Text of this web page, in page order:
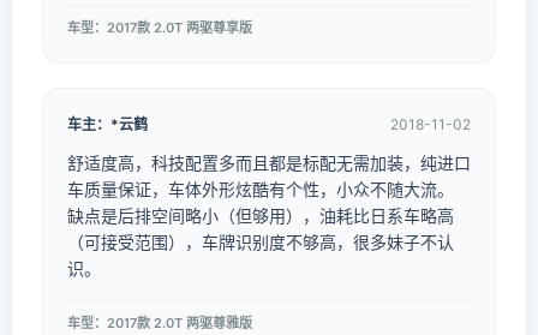
车型：2017款 2.0T 两驱尊享版
车主：*云鹤 2018-11-02
舒适度高，科技配置多而且都是标配无需加装，纯进口
车质量保证，车体外形炫酷有个性，小众不随大流。
缺点是后排空间略小（但够用），油耗比日系车略高
（可接受范围），车牌识别度不够高，很多妹子不认
识。
车型：2017款 2.0T 两驱尊雅版